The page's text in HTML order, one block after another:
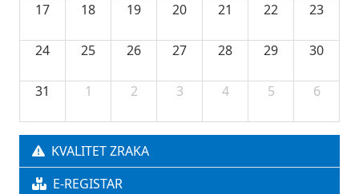
17 18 19 20 21 22 23
24 25 26 27 28 29 30
31 1 2 3 4 5 6
KVALITET ZRAKA
E-REGISTAR